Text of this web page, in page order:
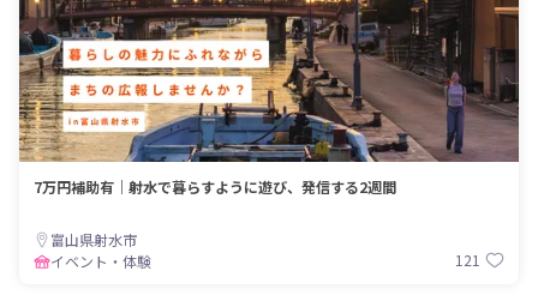
7万円補助有｜射水で暮らすように遊び、発信する2週間
富山県射水市
イベント・体験
121